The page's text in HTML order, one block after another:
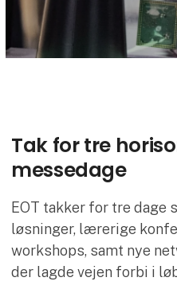
Tak for tre
messedage
EOT takker for tre dage
løsninger, lærerige
workshops, samt nye
der lagde vejen forbi i